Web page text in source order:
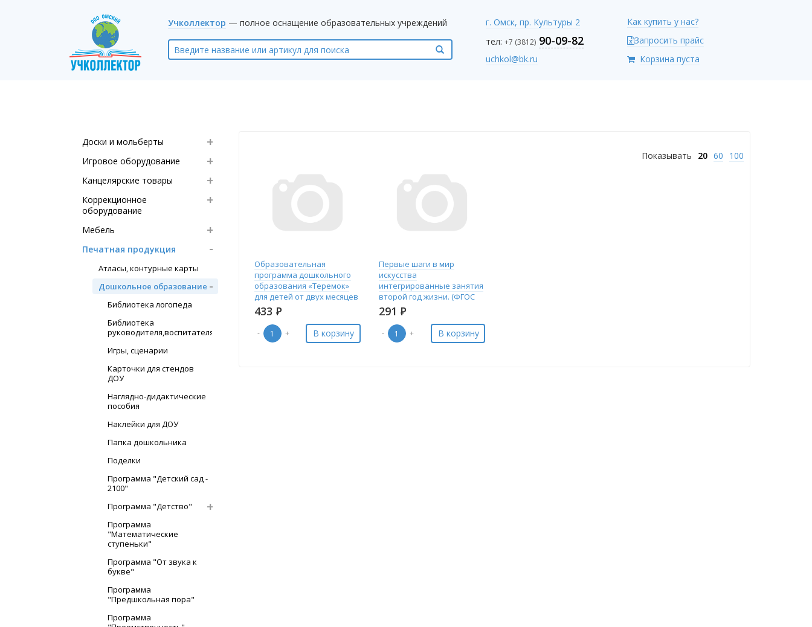
Учколлектор — полное оснащение образовательных учреждений
г. Омск, пр. Культуры 2
тел: +7 (3812) 90-09-82
uchkol@bk.ru
Как купить у нас?
Запросить прайс
Корзина пуста
Доски и мольберты
Игровое оборудование
Канцелярские товары
Коррекционное
оборудование
Мебель
Печатная продукция
Атласы, контурные карты
Дошкольное образование
Библиотека логопеда
Библиотека
руководителя,воспитателя
Игры, сценарии
Карточки для стендов
ДОУ
Наглядно-дидактические
пособия
Наклейки для ДОУ
Папка дошкольника
Поделки
Программа "Детский сад -
2100"
Программа "Детство"
Программа
"Математические
ступеньки"
Программа "От звука к
букве"
Программа
"Предшкольная пора"
Программа
Образовательная
программа дошкольного
образования «Теремок»
для детей от двух месяцев
доВолосовец.
433 Р
- + В корзину
Первые шаги в мир
искусства
интегрированные занятия
второй год жизни. (ФГОС
ДО) (2020)Корчаловская.
291 Р
- + В корзину
Показывать 20 60 100